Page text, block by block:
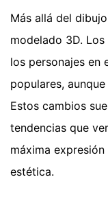
Más allá del
modelado 3D.
los personajes en
populares,
Estos cambios
tendencias que
máxima
estética.